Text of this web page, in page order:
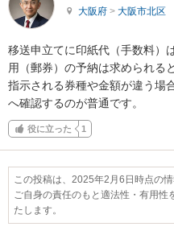
大阪府 > 大阪市北区
移送申立てに印紙代（手数料）
用（郵券）の予納は求められる
指示される券種や金額が違う場
へ確認するのが普通です。
役に立った 1
この投稿は、2025年2月6日時点の情
ご自身の責任のもと適法性・有用
たします。